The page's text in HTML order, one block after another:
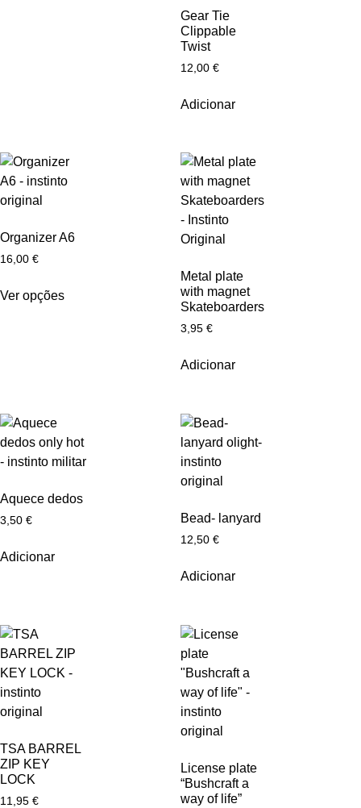
Gear Tie
Clippable
Twist
12,00 €
Adicionar
Organizer A6
16,00 €
Ver opções
Metal plate
with magnet
Skateboarders
3,95 €
Adicionar
Aquece dedos
3,50 €
Adicionar
Bead- lanyard
12,50 €
Adicionar
TSA BARREL
ZIP KEY
LOCK
11,95 €
License plate
“Bushcraft a
way of life”